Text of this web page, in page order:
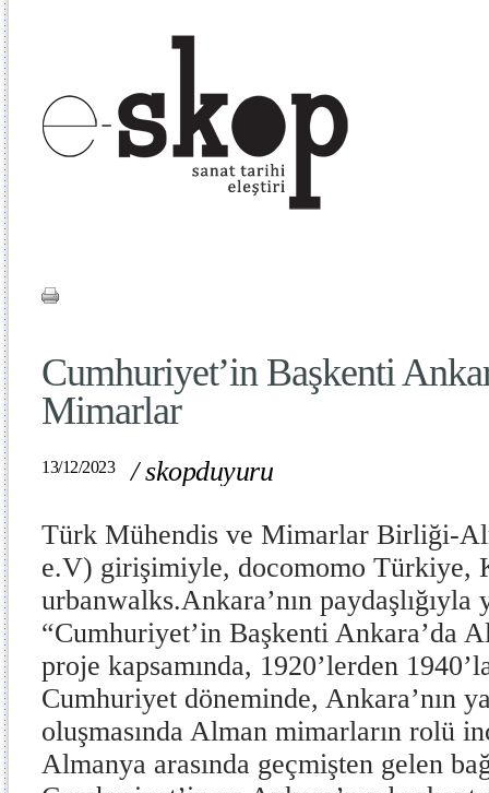
Cumhuriyet’in Başkenti
Mimarlar
13/12/2023 /skopduyuru
Türk Mühendis ve Mimarlar Birliği-
e.V) girişimiyle, docomomo Türkiye,
urbanwalks.Ankara’nın paydaşlığıyla
“Cumhuriyet’in Başkenti Ankara’da
proje kapsamında, 1920’lerden
Cumhuriyet döneminde, Ankara’nın
oluşmasında Alman mimarların rolü
Almanya arasında geçmişten gelen